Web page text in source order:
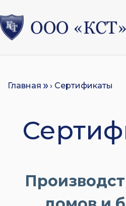
Главная › Сертификаты